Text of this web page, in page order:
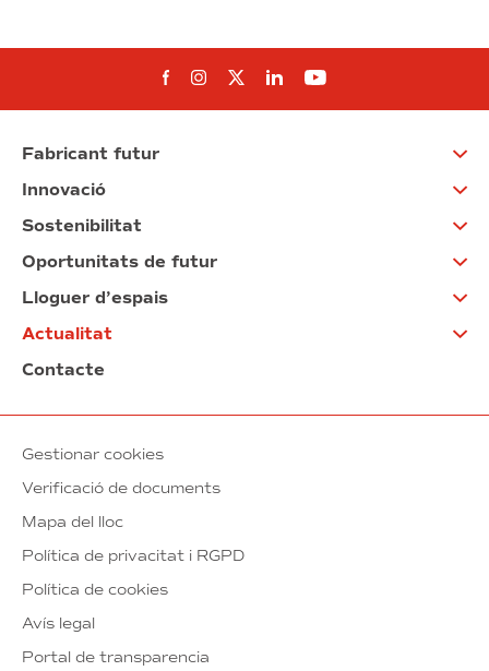
Segueix-nos al Facebook
Segueix-nos a Instagram
Segueix-nos a Twitter
Segueix-nos a
Segueix-nos a
Fabricant futur
Innovació
Sostenibilitat
Oportunitats de futur
Lloguer d’espais
Actualitat
Contacte
Gestionar cookies
Verificació de documents
Mapa del lloc
Política de privacitat i RGPD
Política de cookies
Avís legal
Portal de transparencia